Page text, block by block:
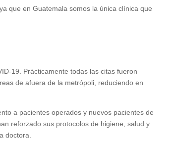
que en Guatemala somos la única clínica que
19. Prácticamente todas las citas fueron
de afuera de la metrópoli, reduciendo en
a pacientes operados y nuevos pacientes de
reforzado sus protocolos de higiene, salud y
doctora.